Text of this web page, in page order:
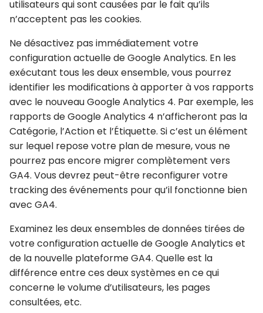
utilisateurs qui sont causées par le fait qu’ils
n’acceptent pas les cookies.
Ne désactivez pas immédiatement votre
configuration actuelle de Google Analytics. En les
exécutant tous les deux ensemble, vous pourrez
identifier les modifications à apporter à vos rapports
avec le nouveau Google Analytics 4. Par exemple, les
rapports de Google Analytics 4 n’afficheront pas la
Catégorie, l’Action et l’Étiquette. Si c’est un élément
sur lequel repose votre plan de mesure, vous ne
pourrez pas encore migrer complètement vers
GA4. Vous devrez peut-être reconfigurer votre
tracking des événements pour qu’il fonctionne bien
avec GA4.
Examinez les deux ensembles de données tirées de
votre configuration actuelle de Google Analytics et
de la nouvelle plateforme GA4. Quelle est la
différence entre ces deux systèmes en ce qui
concerne le volume d’utilisateurs, les pages
consultées, etc.